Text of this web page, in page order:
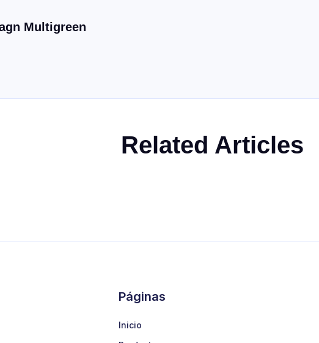
Multigreen
Related Articles
Páginas
Inicio